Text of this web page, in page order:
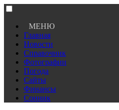
МЕНЮ
Главная
Новости
Справочник
Фотографии
Погода
Сайты
Финансы
Сонник